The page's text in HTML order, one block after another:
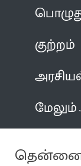
குற்றம்
மேலும்
தென்னை